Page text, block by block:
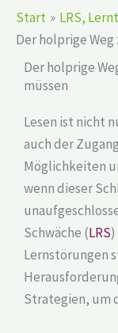
Start
LRS,
Der holprige Weg
Der holprige
müssen
Lesen ist nicht
auch der
Möglichkeiten
wenn dieser
Schwäche (LRS
Lernstörungen
Strategien, um